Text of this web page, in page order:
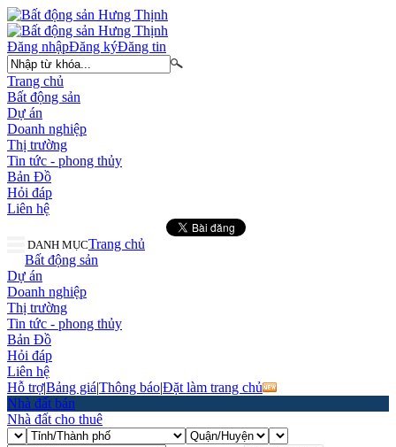
Đăng ký
Đăng nhập Đăng tin
Trang chủ
Bất động sản
Dự án
Doanh nghiệp
Thị trường
Tin tức - phong thủy
Bản Đồ
Hỏi đáp
Liên hệ
DANH MỤCTrang chủ
Bất động sản
Dự án
Doanh nghiệp
Thị trường
Tin tức - phong thủy
Bản Đồ
Hỏi đáp
Liên hệ
Hỗ trợ|Bảng giá|Thông báo|Đặt làm trang chủ
Nhà đất bán
Nhà đất cho thuê